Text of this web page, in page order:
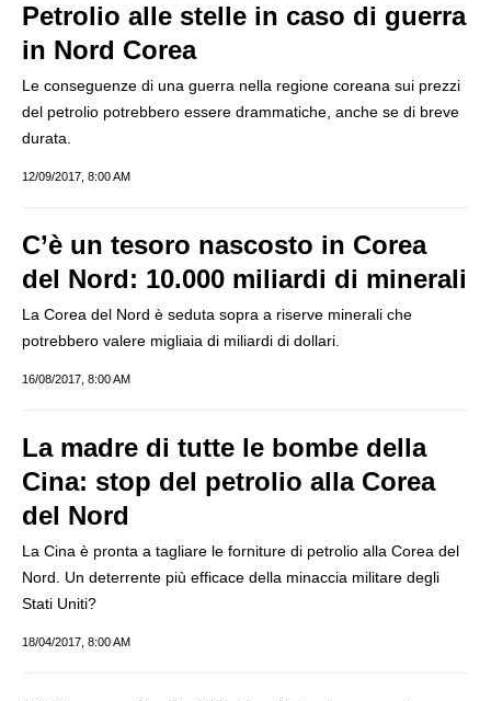
Petrolio alle stelle in caso di guerra
in Nord Corea
Le conseguenze di una guerra nella regione coreana sui prezzi
del petrolio potrebbero essere drammatiche, anche se di breve
durata.
12/09/2017, 8:00 AM
C’è un tesoro nascosto in Corea
del Nord: 10.000 miliardi di minerali
La Corea del Nord è seduta sopra a riserve minerali che
potrebbero valere migliaia di miliardi di dollari.
16/08/2017, 8:00 AM
La madre di tutte le bombe della
Cina: stop del petrolio alla Corea
del Nord
La Cina è pronta a tagliare le forniture di petrolio alla Corea del
Nord. Un deterrente più efficace della minaccia militare degli
Stati Uniti?
18/04/2017, 8:00 AM